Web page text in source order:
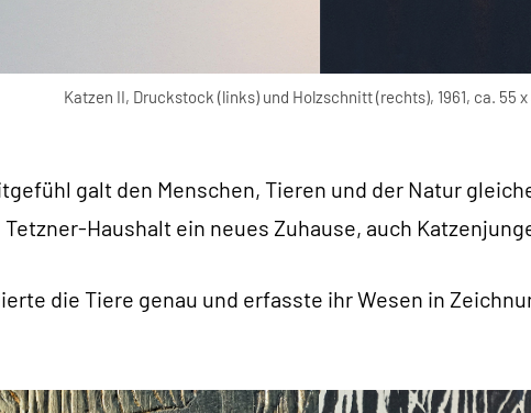
Katzen II, Druckstock (links) und Holzschnitt (rechts), 1961, ca. 55
galt den Menschen, Tieren und der Natur
Haushalt ein neues Zuhause, auch
die Tiere genau und erfasste ihr Wesen in